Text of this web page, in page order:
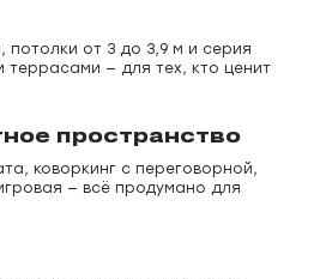
потолки от 3 до 3,9 м и серия
террасами — для тех, кто ценит
пространство
коворкинг с переговорной,
— всё продумано для